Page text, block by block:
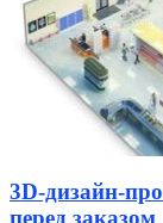
3D-дизайн-
перед заказом